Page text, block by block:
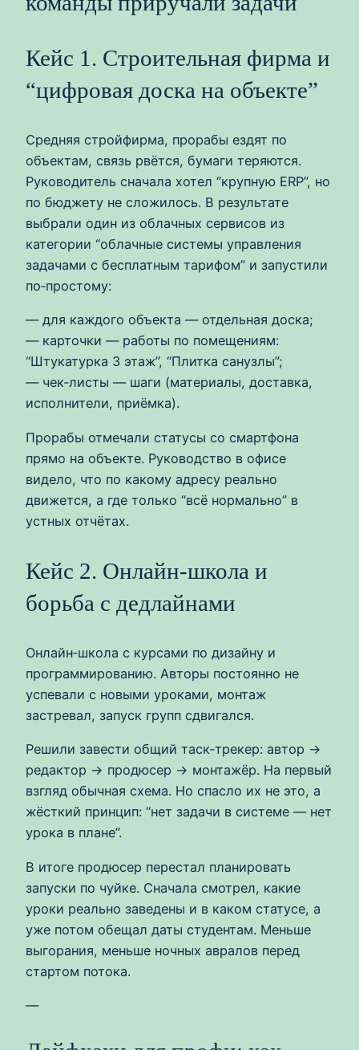
Кейс 1. Строительная фирма и
“цифровая доска на объекте”
Средняя стройфирма, прорабы ездят по
объектам, связь рвётся, бумаги теряются.
Руководитель сначала хотел “крупную ERP”, но
по бюджету не сложилось. В результате
выбрали один из облачных сервисов из
категории “облачные системы управления
задачами с бесплатным тарифом” и запустили
по‑простому:
— для каждого объекта — отдельная доска;
— карточки — работы по помещениям:
“Штукатурка 3 этаж”, “Плитка санузлы”;
— чек‑листы — шаги (материалы, доставка,
исполнители, приёмка).
Прорабы отмечали статусы со смартфона
прямо на объекте. Руководство в офисе
видело, что по какому адресу реально
движется, а где только “всё нормально” в
устных отчётах.
Кейс 2. Онлайн‑школа и
борьба с дедлайнами
Онлайн‑школа с курсами по дизайну и
программированию. Авторы постоянно не
успевали с новыми уроками, монтаж
застревал, запуск групп сдвигался.
Решили завести общий таск‑трекер: автор →
редактор → продюсер → монтажёр. На первый
взгляд обычная схема. Но спасло их не это, а
жёсткий принцип: “нет задачи в системе — нет
урока в плане”.
В итоге продюсер перестал планировать
запуски по чуйке. Сначала смотрел, какие
уроки реально заведены и в каком статусе, а
уже потом обещал даты студентам. Меньше
выгорания, меньше ночных авралов перед
стартом потока.
—